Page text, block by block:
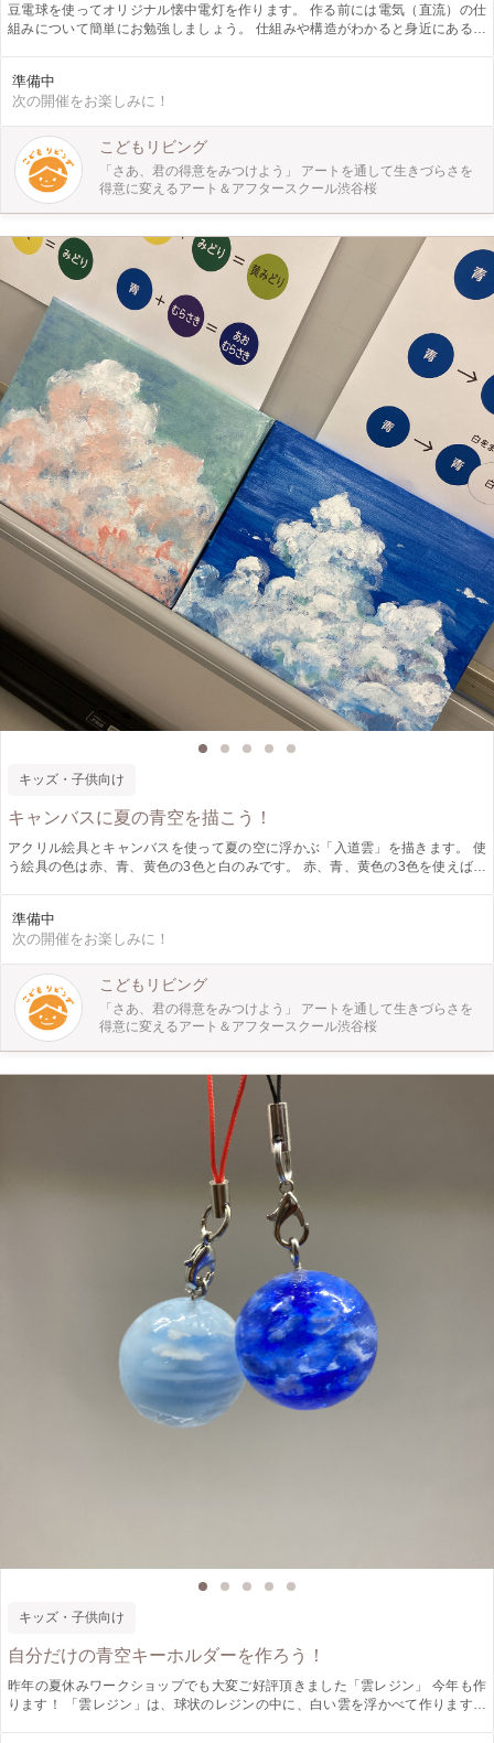
豆電球を使ってオリジナル懐中電灯を作ります。 作る前には電気（直流）の仕
組みについて簡単にお勉強しましょう。 仕組みや構造がわかると身近にある道
準備中
次の開催をお楽しみに！
こどもリビング
「さあ、君の得意をみつけよう」 アートを通して生きづらさを
得意に変えるアート＆アフタースクール渋谷桜
キッズ・子供向け
キャンバスに夏の青空を描こう！
アクリル絵具とキャンバスを使って夏の空に浮かぶ「入道雲」を描きます。 使
う絵具の色は赤、青、黄色の3色と白のみです。 赤、青、黄色の3色を使えば全
用紙とはまったく異なる結果が得られます。 新しい手法に触れることで、表現
の楽しさや幅の広さを知り、興味を持つきっかけを作ることを目的としていま
準備中
次の開催をお楽しみに！
こどもリビング
「さあ、君の得意をみつけよう」 アートを通して生きづらさを
得意に変えるアート＆アフタースクール渋谷桜
キッズ・子供向け
自分だけの青空キーホルダーを作ろう！
昨年の夏休みワークショップでも大変ご好評頂きました「雲レジン」 今年も作
ります！ 「雲レジン」は、球状のレジンの中に、白い雲を浮かべて作ります。